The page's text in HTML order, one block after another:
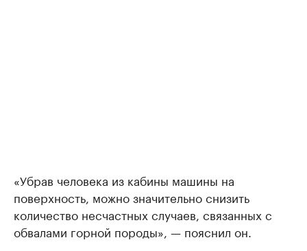
«Убрав человека из кабины машины на
поверхность, можно значительно снизить
количество несчастных случаев, связанных с
обвалами горной породы», — пояснил он.